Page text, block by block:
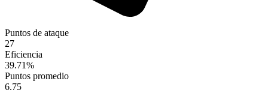
Puntos de ataque
27
Eficiencia
39.71%
Puntos promedio
6.75